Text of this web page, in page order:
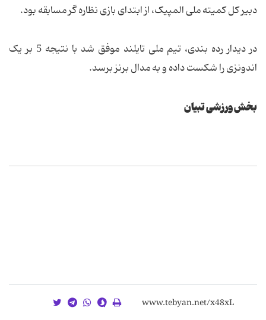
دبیر کل کمیته ملی المپیک، از ابتدای بازی نظاره گر مسابقه بود.
در دیدار رده بندی، تیم ملی تایلند موفق شد با نتیجه 5 بر یک
اندونزی را شکست داده و به مدال برنز برسد.
بخش ورزشی تبیان